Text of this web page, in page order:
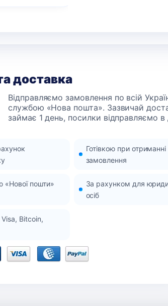
доставка
Відправляємо замовлення по всій
службою «Нова пошта». Зазвичай
займає 1 день, посилки відправляємо в
Готівкою при отриманні
замовлення
«Нової пошти»
За рахунком для
осіб
Bitcoin,